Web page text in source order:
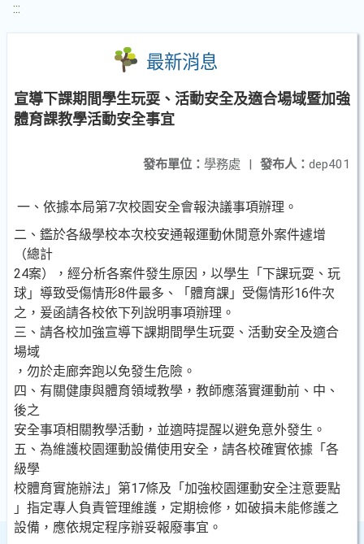
:::
最新消息
宣導下課期間學生玩耍、活動安全及適合場域暨加強
體育課教學活動安全事宜
發布人： dep401
發布單位： 學務處 |
一、依據本局第7次校園安全會報決議事項辦理。
二、鑑於各級學校本次校安通報運動休閒意外案件遽增
（總計
24案），經分析各案件發生原因，以學生「下課玩耍、玩
球」導致受傷情形8件最多、「體育課」受傷情形16件次
之，爰函請各校依下列說明事項辦理。
三、請各校加強宣導下課期間學生玩耍、活動安全及適合
場域
，勿於走廊奔跑以免發生危險。
四、有關健康與體育領域教學，教師應落實運動前、中、
後之
安全事項相關教學活動，並適時提醒以避免意外發生。
五、為維護校園運動設備使用安全，請各校確實依據「各
級學
校體育實施辦法」第17條及「加強校園運動安全注意要點
」指定專人負責管理維護，定期檢修，如破損未能修護之
設備，應依規定程序辦妥報廢事宜。